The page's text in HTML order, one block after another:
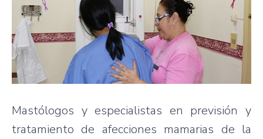
Mastólogos y especialistas en previsión y
tratamiento de afecciones mamarias de la